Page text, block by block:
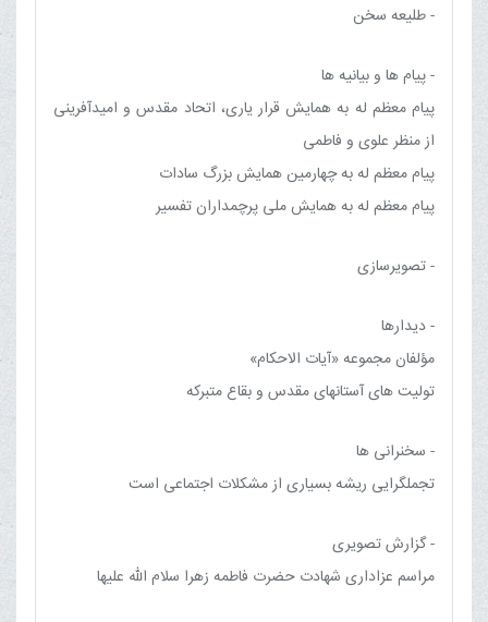
- طلیعه سخن
- پیام ها و بیانیه ها
پیام معظم له به همایش قرار یاری، اتحاد مقدس و امیدآفرینی
از منظر علوی و فاطمی
پیام معظم له به چهارمین همایش بزرگ سادات
پیام معظم له به همایش ملی پرچمداران تفسیر
- تصویرسازی
- دیدارها
مؤلفان مجموعه «آیات الاحکام»
تولیت های آستانهای مقدس و بقاع متبرکه
- سخنرانی ها
تجملگرایی ریشه بسیاری از مشکلات اجتماعی است
- گزارش تصویری
مراسم عزاداری شهادت حضرت فاطمه زهرا سلام الله علیها